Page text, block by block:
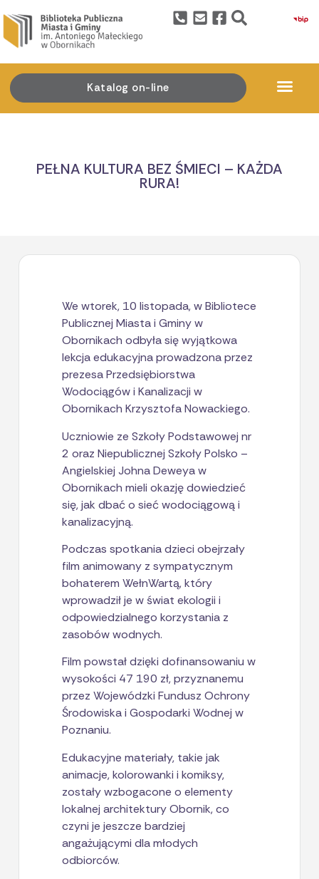
Katalog on-line
PEŁNA KULTURA BEZ ŚMIECI – KAŻDA
RURA!
We wtorek, 10 listopada, w Bibliotece
Publicznej Miasta i Gminy w
Obornikach odbyła się wyjątkowa
lekcja edukacyjna prowadzona przez
prezesa Przedsiębiorstwa
Wodociągów i Kanalizacji w
Obornikach Krzysztofa Nowackiego.
Uczniowie ze Szkoły Podstawowej nr
2 oraz Niepublicznej Szkoły Polsko –
Angielskiej Johna Deweya w
Obornikach mieli okazję dowiedzieć
się, jak dbać o sieć wodociągową i
kanalizacyjną.
Podczas spotkania dzieci obejrzały
film animowany z sympatycznym
bohaterem WełnWartą, który
wprowadził je w świat ekologii i
odpowiedzialnego korzystania z
zasobów wodnych.
Film powstał dzięki dofinansowaniu w
wysokości 47 190 zł, przyznanemu
przez Wojewódzki Fundusz Ochrony
Środowiska i Gospodarki Wodnej w
Poznaniu.
Edukacyjne materiały, takie jak
animacje, kolorowanki i komiksy,
zostały wzbogacone o elementy
lokalnej architektury Obornik, co
czyni je jeszcze bardziej
angażującymi dla młodych
odbiorców.